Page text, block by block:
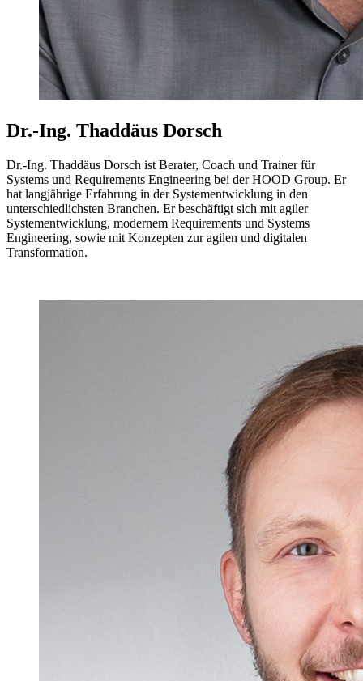
Dr.-Ing. Thaddäus Dorsch
Dr.-Ing. Thaddäus Dorsch ist Berater, Coach und Trainer für
Systems und Requirements Engineering bei der HOOD Group. Er
hat langjährige Erfahrung in der Systementwicklung in den
unterschiedlichsten Branchen. Er beschäftigt sich mit agiler
Systementwicklung, modernem Requirements und Systems
Engineering, sowie mit Konzepten zur agilen und digitalen
Transformation.